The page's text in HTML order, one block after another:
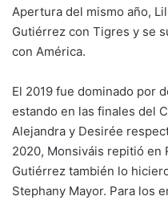
Apertura del mismo año,
Gutiérrez con Tigres y se
con América.
El 2019 fue dominado por
estando en las finales del
Alejandra y Desirée
2020, Monsiváis repitió en
Gutiérrez también lo
Stephany Mayor. Para los